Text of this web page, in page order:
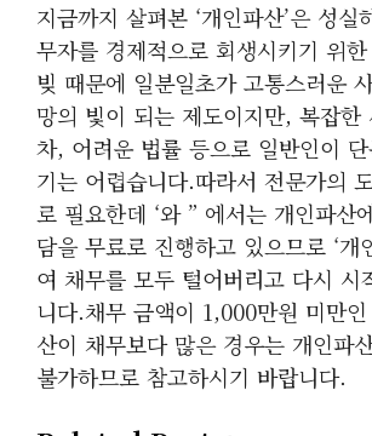
지금까지 살펴본 ‘개인파산’은 성실
무자를 경제적으로 회생시키기 위
빚 때문에 일분일초가 고통스러운
망의 빛이 되는 제도이지만, 복잡한
차, 어려운 법률 등으로 일반인이
기는 어렵습니다.따라서 전문가의
로 필요한데 ‘와 ” 에서는 개인파산
담을 무료로 진행하고 있으므로 ‘개
여 채무를 모두 털어버리고 다시 시
니다.채무 금액이 1,000만원 미만
산이 채무보다 많은 경우는 개인파
불가하므로 참고하시기 바랍니다.